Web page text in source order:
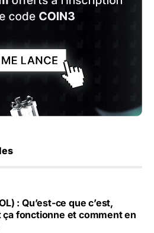
: Qu’est-ce que c’est,
fonctionne et comment en